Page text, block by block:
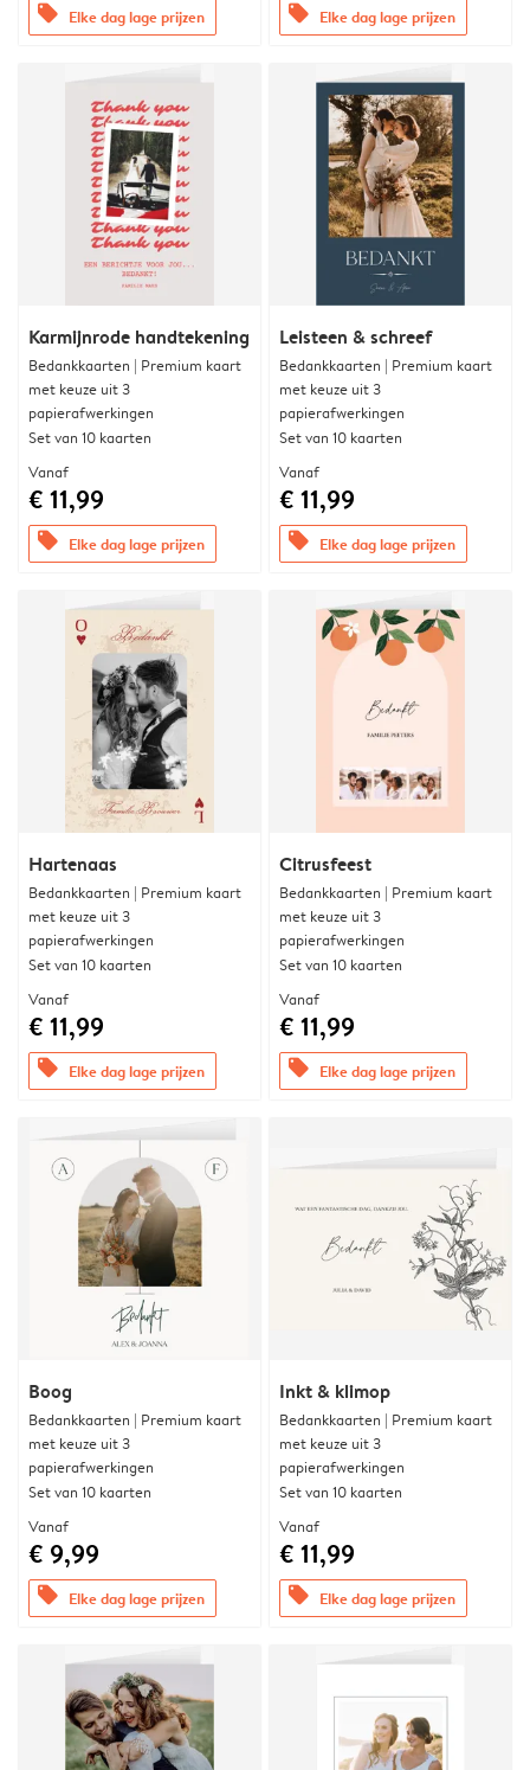
offers Elke dag lage prijzen offers Elke dag lage prijzen
Karmijnrode handtekening
Bedankkaarten | Premium kaart
met keuze uit 3
papierafwerkingen
Set van 10 kaarten
Vanaf
€ 11,99
offers Elke dag lage prijzen
Leisteen & schreef
Bedankkaarten | Premium kaart
met keuze uit 3
papierafwerkingen
Set van 10 kaarten
Vanaf
€ 11,99
offers Elke dag lage prijzen
Hartenaas
Bedankkaarten | Premium kaart
met keuze uit 3
papierafwerkingen
Set van 10 kaarten
Vanaf
€ 11,99
offers Elke dag lage prijzen
Citrusfeest
Bedankkaarten | Premium kaart
met keuze uit 3
papierafwerkingen
Set van 10 kaarten
Vanaf
€ 11,99
offers Elke dag lage prijzen
Boog
Bedankkaarten | Premium kaart
met keuze uit 3
papierafwerkingen
Set van 10 kaarten
Vanaf
€ 9,99
offers Elke dag lage prijzen
Inkt & klimop
Bedankkaarten | Premium kaart
met keuze uit 3
papierafwerkingen
Set van 10 kaarten
Vanaf
€ 11,99
offers Elke dag lage prijzen